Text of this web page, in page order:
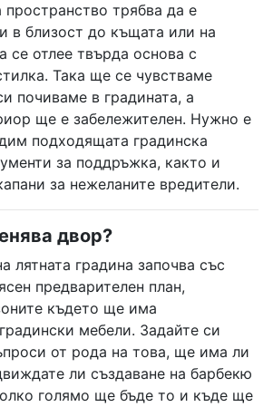
трябва да е
в близост до къщата или на
се отлее твърда основа с
Така ще се чувстваме
почиваме в градината, а
ще е забележителен. Нужно е
подходящата градинска
за поддръжка, както и
за нежеланите вредители.
двор?
лятната градина започва със
предварителен план,
където ще има
мебели. Задайте си
от рода на това, ще има ли
ли създаване на барбекю
голямо ще бъде то и къде ще